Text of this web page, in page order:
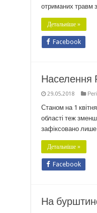
отриманих травм
Детальніше »
Facebook
Населення
29.05.2018
Станом на 1
області теж
зафіксовано
Детальніше »
Facebook
На